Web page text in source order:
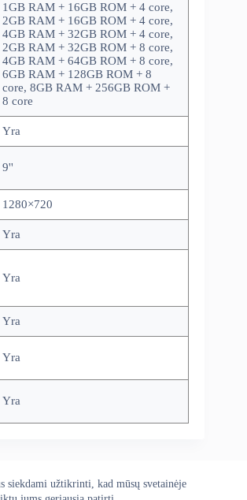
siekdami užtikrinti, kad mūsų svetainėje
1GB RAM + 16GB ROM + 4 core,
2GB RAM + 16GB ROM + 4 core,
4GB RAM + 32GB ROM + 4 core,
2GB RAM + 32GB ROM + 8 core,
4GB RAM + 64GB ROM + 8 core,
6GB RAM + 128GB ROM + 8
core, 8GB RAM + 256GB ROM +
8 core
Yra
9''
1280×720
Yra
Yra
Yra
Yra
Yra
Grąžinimo politika
Kontaktai